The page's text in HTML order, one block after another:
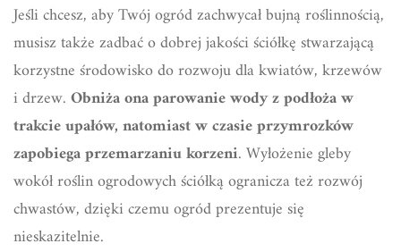
Jeśli chcesz, aby Twój ogród zachwycał bujną roślinnością,
musisz także zadbać o dobrej jakości ściółkę stwarzającą
korzystne środowisko do rozwoju dla kwiatów, krzewów
i drzew.Obniża ona parowanie wody z podłoża w
trakcie upałów, natomiast w czasie przymrozków
zapobiega przemarzaniu korzeni. Wyłożenie gleby
wokół roślin ogrodowych ściółką ogranicza też rozwój
chwastów, dzięki czemu ogród prezentuje się
nieskazitelnie.